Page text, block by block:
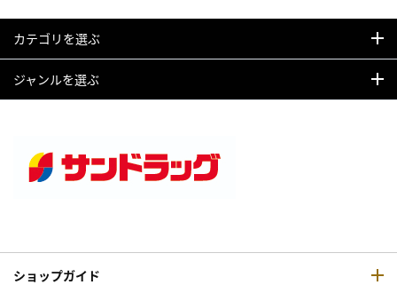
カテゴリを選ぶ
ジャンルを選ぶ
ショップガイド